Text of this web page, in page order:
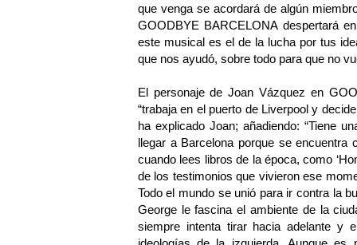
que venga se acordará de algún
GOODBYE BARCELONA despertará
este musical es el de la lucha por tus
que nos ayudó, sobre todo para que no
El personaje de Joan Vázquez en
“trabaja en el puerto de Liverpool y
ha explicado Joan; añadiendo: “Tiene
llegar a Barcelona porque se
cuando lees libros de la época, como
de los testimonios que vivieron ese
Todo el mundo se unió para ir contra la
George le fascina el ambiente de la
siempre intenta tirar hacia adelante y